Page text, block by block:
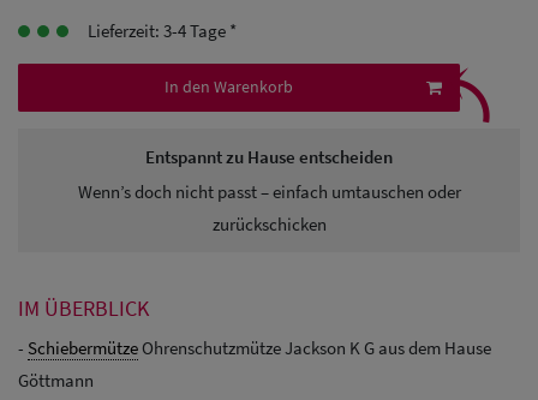
Herren
Snapback Caps
Lieferzeit: 3-4 Tage *
In den Warenkorb
Entspannt zu Hause entscheiden
Wenn’s doch nicht passt – einfach umtauschen oder
zurückschicken
⤹
IM ÜBERBLICK
- Schiebermütze Ohrenschutzmütze Jackson K G aus dem Hause
Göttmann